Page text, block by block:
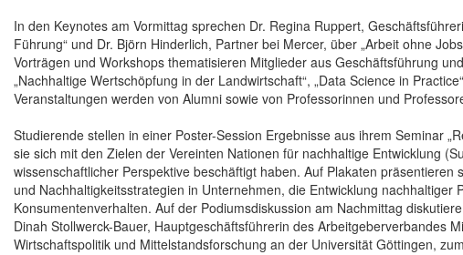
In den Keynotes am Vormittag sprechen Dr. Regina Ruppert,
Führung“ und Dr. Björn Hinderlich, Partner bei Mercer, über „Arbeit ohne
Vorträgen und Workshops thematisieren Mitglieder aus Geschäftsführung
„Nachhaltige Wertschöpfung in der Landwirtschaft“, „Data Science in
Veranstaltungen werden von Alumni sowie von Professorinnen und
Studierende stellen in einer Poster-Session Ergebnisse aus ihrem Seminar
sie sich mit den Zielen der Vereinten Nationen für nachhaltige Entwicklung
wissenschaftlicher Perspektive beschäftigt haben. Auf Plakaten
und Nachhaltigkeitsstrategien in Unternehmen, die Entwicklung nachhaltiger
Konsumentenverhalten. Auf der Podiumsdiskussion am Nachmittag
Dinah Stollwerck-Bauer, Hauptgeschäftsführerin des Arbeitgeberverbandes
Wirtschaftspolitik und Mittelstandsforschung an der Universität Göttingen,